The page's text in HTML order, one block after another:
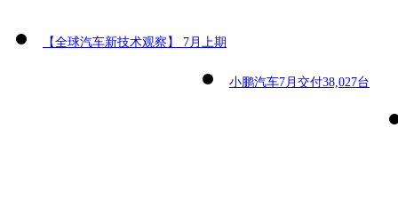
【全球汽车新技术观察】 7月上期
小鹏汽车7月交付38,027台